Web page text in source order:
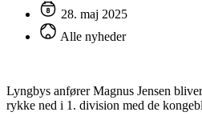
28. maj 2025
Alle nyheder
Lyngbys anfører Magnus Jensen
rykke ned i 1. division med de